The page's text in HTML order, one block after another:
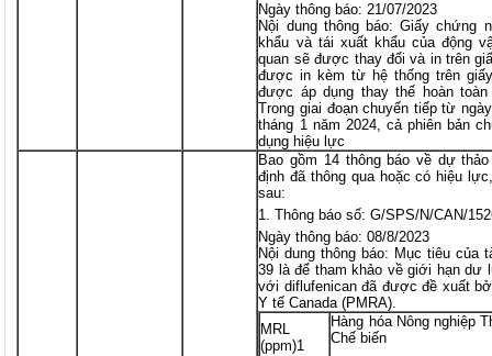
Ngày thông báo: 21/07/2023
Nội dung thông báo: Giấy chứng
khẩu và tái xuất khẩu của động
quan sẽ được thay đổi và in trên
được in kèm từ hệ thống trên
được áp dụng thay thế hoàn
Trong giai đoạn chuyển tiếp từ
tháng 1 năm 2024, cả phiên bản
dụng hiệu lực
Bao gồm 14 thông báo về dự
định đã thông qua hoặc có hiệu
sau:
Thông báo số: G/SPS/N/CAN/
Ngày thông báo: 08/8/2023
Nội dung thông báo: Mục tiêu của
39 là để tham khảo về giới hạn
với diflufenican đã được đề xuất
Y tế Canada (PMRA).
MRL
(ppm)1
Hàng hóa Nông nghiệp
Chế biến